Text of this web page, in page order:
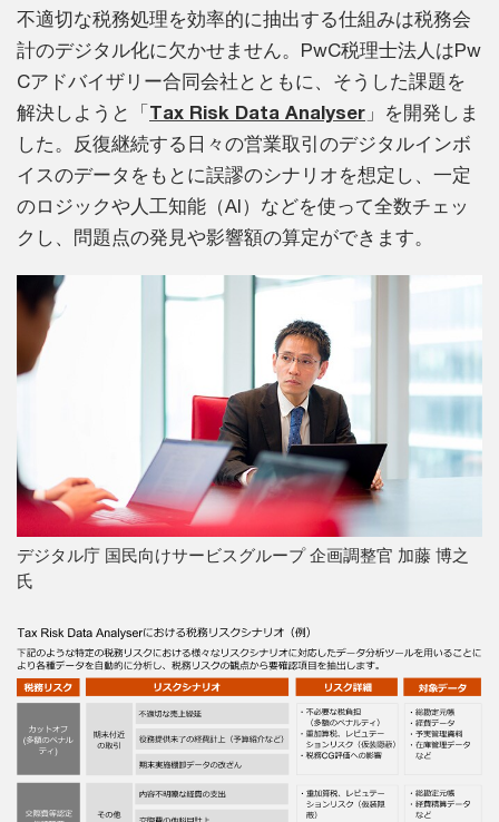
不適切な税務処理を効率的に抽出する仕組みは税務会
計のデジタル化に欠かせません。PwC税理士法人はPw
Cアドバイザリー合同会社とともに、そうした課題を
解決しようと「Tax Risk Data Analyser 」を開発しま
した。反復継続する日々の営業取引のデジタルインボ
イスのデータをもとに誤謬のシナリオを想定し、一定
のロジックや人工知能（AI）などを使って全数チェッ
クし、問題点の発見や影響額の算定ができます。
デジタル庁 国民向けサービスグループ 企画調整官 加藤 博之
氏